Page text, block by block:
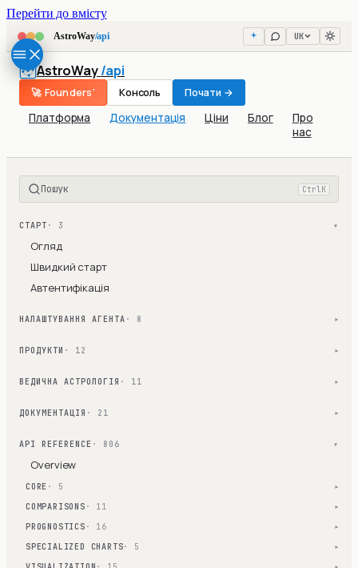
Перейти до вмісту
AstroWay/api UK
AstroWay/api
Платформа Документація Ціни Блог
Про
нас
🚀 Founders' Консоль Почати →
Пошук Ctrl K
СТАРТ · 3 ▾
Огляд
Швидкий старт
Автентифікація
НАЛАШТУВАННЯ АГЕНТА · 8 ▾
ПРОДУКТИ · 12 ▾
ВЕДИЧНА АСТРОЛОГІЯ · 11 ▾
ДОКУМЕНТАЦІЯ · 21 ▾
API REFERENCE · 806 ▾
Overview
CORE · 5 ▾
COMPARISONS · 11 ▾
PROGNOSTICS · 16 ▾
SPECIALIZED CHARTS· 5 ▾
▾